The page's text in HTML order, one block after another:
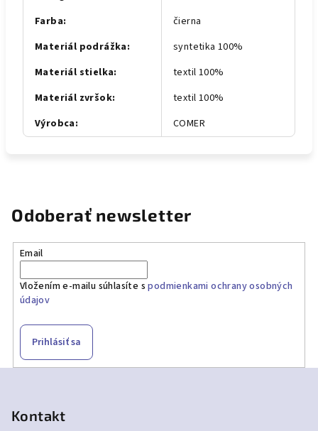
Farba:
čierna
Materiál podrážka:
syntetika 100%
Materiál stielka:
textil 100%
Materiál zvršok:
textil 100%
Výrobca: COMER
Odoberať newsletter
Email
Vložením e-mailu súhlasíte spodmienkami ochrany osobných
údajov
Prihlásiť sa
Kontakt